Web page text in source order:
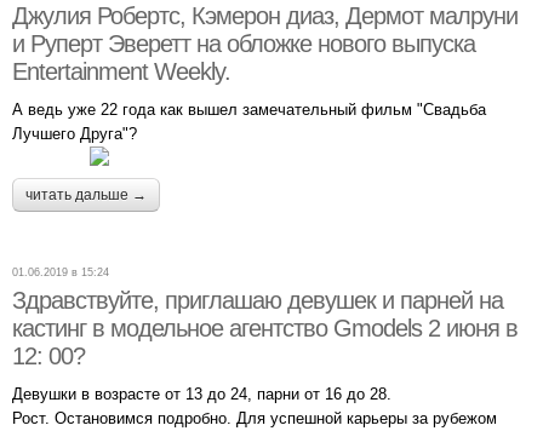
Джулия Робертс, Кэмерон диаз, Дермот малруни
и Руперт Эверетт на обложке нового выпуска
Entertainment Weekly.
А ведь уже 22 года как вышел замечательный фильм "Свадьба
Лучшего Друга"?
читать дальше →
01.06.2019 в 15:24
Здравствуйте, приглашаю девушек и парней на
кастинг в модельное агентство Gmodels 2 июня в
12: 00?
Девушки в возрасте от 13 до 24, парни от 16 до 28.
Рост. Остановимся подробно. Для успешной карьеры за рубежом